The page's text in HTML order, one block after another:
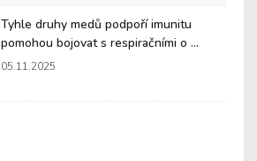
Tyhle druhy medů podpoří imunitu
pomohou bojovat s respiračními o ...
05.11.2025